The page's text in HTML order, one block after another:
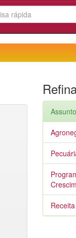
Assunto